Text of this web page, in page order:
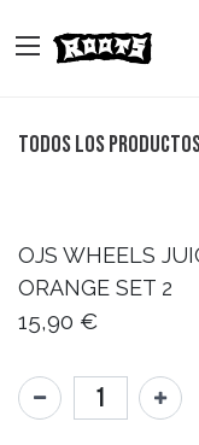
Todos los
OJS WHEELS
ORANGE SET 2
15,90 €